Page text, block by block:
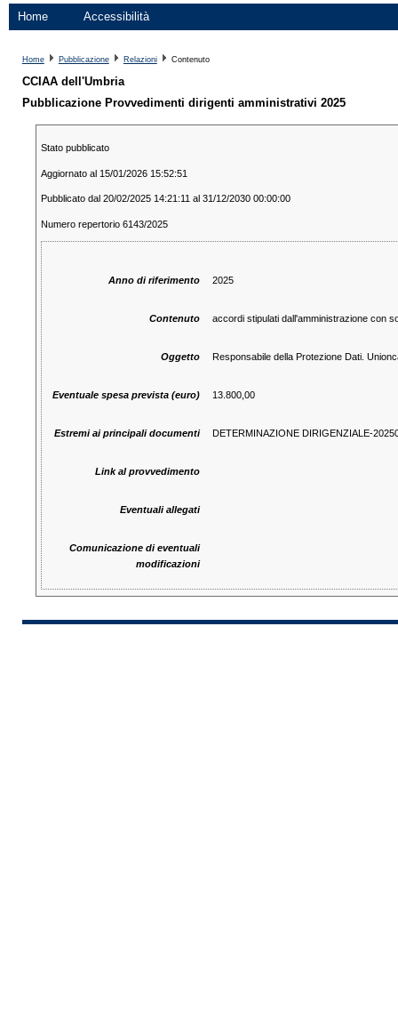
Home Accessibilità
Home Pubblicazione Relazioni Contenuto
CCIAA dell'Umbria
Pubblicazione Provvedimenti dirigenti amministrativi 2025
Stato pubblicato
Aggiornato al 15/01/2026 15:52:51
Pubblicato dal 20/02/2025 14:21:11 al 31/12/2030 00:00:00
Numero repertorio 6143/2025
Anno di riferimento 2025
Contenuto accordi stipulati dall'amministrazione con
Oggetto Responsabile della Protezione Dati.
Eventuale spesa prevista (euro) 13.800,00
Estremi ai principali documenti DETERMINAZIONE DIRIGENZIALE-
Link al provvedimento
Eventuali allegati
Comunicazione di eventuali
modificazioni